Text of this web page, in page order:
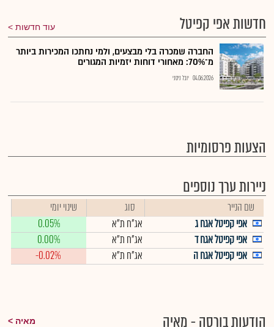
חדשות אפי קפיטל עוד חדשות
החברה שמכרה בלי מבצעים, ולמי נחתכו המכירות ביותר
מ־70%: מאחורי דוחות יזמיות המגורים
04.06.2026 יובל ניסני
הצעות פרסומיות
ניירות ערך נוספים
שם הנייר סוג
שינוי יומי
אפי קפיטל אגח ג
אג"ח ת"א
0.05%
אפי קפיטל אגח ד
אג"ח ת"א
0.00%
אפי קפיטל אגח ה
אג"ח ת"א -0.02%
הודעות בורסה - מאיה מאיה